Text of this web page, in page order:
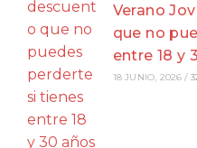
Verano
que no
entre 18 y
18 JUNIO, 2026 /